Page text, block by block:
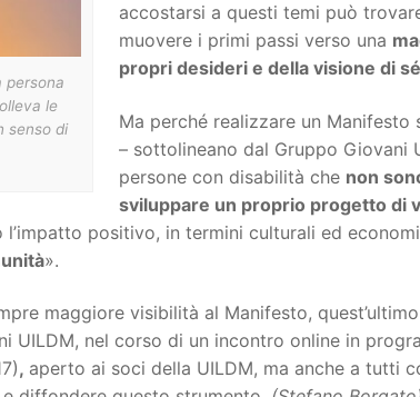
persona
le
senso di
accostarsi a questi temi può
muovere i primi passi verso una
propri desideri e della visione di
Ma perché realizzare un Manifesto
– sottolineano dal Gruppo Giovani
persone con disabilità che non
sviluppare un proprio progetto di
l’impatto positivo, in termini culturali ed
».
maggiore visibilità al Manifesto,
UILDM, nel corso di un incontro online in
, aperto ai soci della UILDM, ma anche a tutti